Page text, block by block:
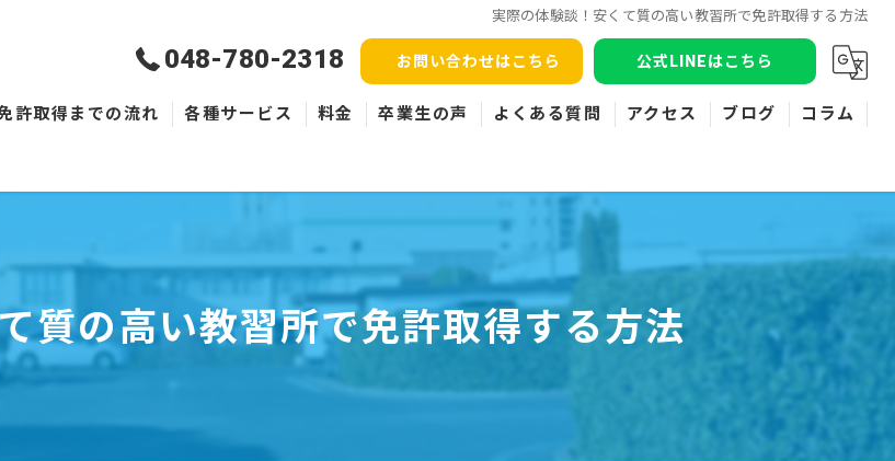
実際の体験談！安くて質の高い教習所で免許取得する方法
048-780-2318 お問い合わせはこちら 公式LINEはこちら
許取得までの流れ 各種サービス
ペーパードライバー
料金 卒業生の声 よくある質問 アクセス ブログ コラム
質の高い教習所で免許取得する方法